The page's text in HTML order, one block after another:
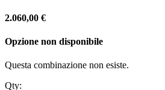
2.060,00 €
Opzione non disponibile
Questa combinazione non esiste.
Qty: